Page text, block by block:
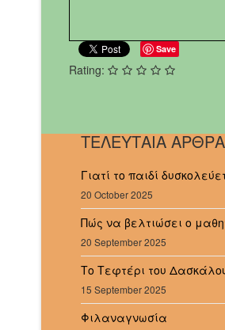
Save
Rating:
ΤΕΛΕΥΤΑΙΑ ΑΡΘΡΑ
Γιατί το παιδί
20 October 2025
Πώς να βελτιώσει ο
20 September 2025
Το Τεφτέρι του
15 September 2025
Φιλαναγνωσία